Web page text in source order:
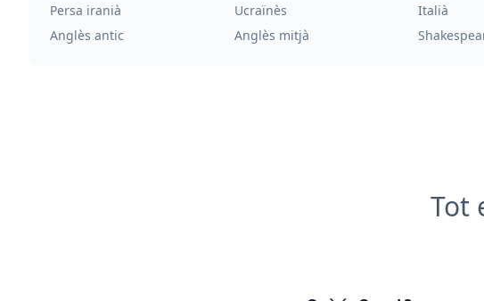
Persa iranià
Ucraïnès Italià
Anglès antic
Anglès mitjà
Tot